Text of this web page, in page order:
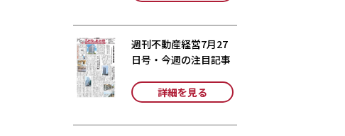
週刊不動産経営7月27
日号・今週の注目記事
詳細を見る